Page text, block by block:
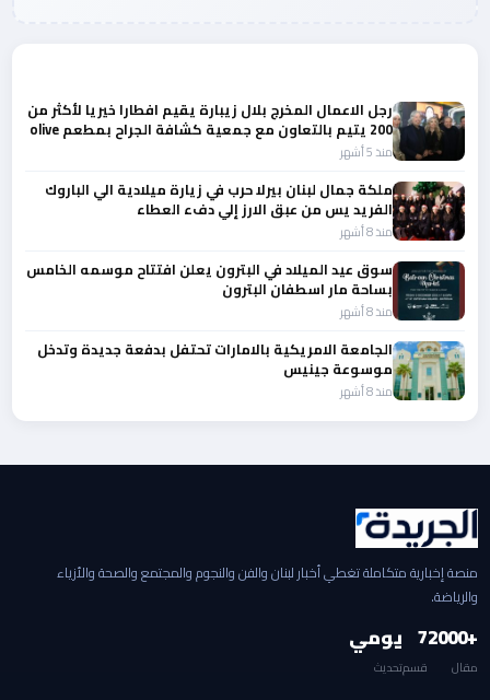
رجل الاعمال المخرج بلال زيبارة يقيم افطارا خيريا لأكثر من
200 يتيم بالتعاون مع جمعية كشافة الجراح بمطعم olive
بحضور باقة من الشخصيات
منذ 5 أشهر
ملكة جمال لبنان بيرلا حرب في زيارة ميلادية الي الباروك
الفريد يس من عبق الارز إلي دفء العطاء
منذ 8 أشهر
سوق عيد الميلاد في البترون يعلن افتتاح موسمه الخامس
بساحة مار اسطفان البترون
منذ 8 أشهر
الجامعة الامريكية بالامارات تحتفل بدفعة جديدة وتدخل
موسوعة جينيس
منذ 8 أشهر
منصة إخبارية متكاملة تغطي أخبار لبنان والفن والنجوم والمجتمع والصحة والأزياء
والرياضة.
+2000
مقال
7
قسم
يومي
تحديث